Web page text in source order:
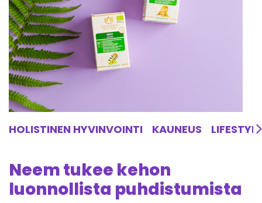
HOLISTINEN HYVINVOINTI KAUNEUS LIFESTYLE
Neem tukee kehon
luonnollista puhdistumista